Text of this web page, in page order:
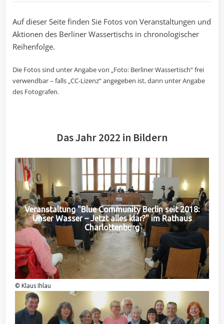
Auf dieser Seite finden Sie Fotos von Veranstaltungen und
Aktionen des Berliner Wassertischs in chronologischer
Reihenfolge.
Die Fotos sind unter Angabe von „Foto: Berliner Wassertisch“ frei
verwendbar – falls „CC-Lizenz“ angegeben ist, dann unter Angabe
des Fotografen.
Das Jahr 2022 in Bildern
Veranstaltung "Blue Community Berlin seit 2018:
Unser Wasser – Jetzt alles klar?" im Rathaus
Charlottenburg
© Klaus Ihlau